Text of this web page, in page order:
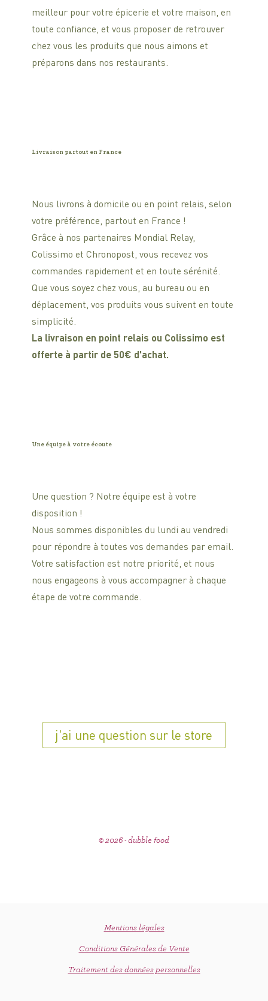
meilleur pour votre épicerie et votre maison, en
toute confiance, et vous proposer de retrouver
chez vous les produits que nous aimons et
préparons dans nos restaurants.
Livraison partout en France
Nous livrons à domicile ou en point relais, selon
votre préférence, partout en France !
Grâce à nos partenaires Mondial Relay,
Colissimo et Chronopost, vous recevez vos
commandes rapidement et en toute sérénité.
Que vous soyez chez vous, au bureau ou en
déplacement, vos produits vous suivent en toute
simplicité.
La livraison en point relais ou Colissimo est
offerte à partir de 50€ d'achat.
Une équipe à votre écoute
Une question ? Notre équipe est à votre
disposition !
Nous sommes disponibles du lundi au vendredi
pour répondre à toutes vos demandes par email.
Votre satisfaction est notre priorité, et nous
nous engageons à vous accompagner à chaque
étape de votre commande.
j'ai une question sur le store
Mentions légales
Conditions Générales de Vente
© 2026 - dubble food
Traitement des données personnelles